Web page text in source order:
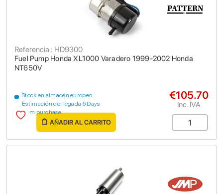
Fuel Pump Honda XL1000 Varadero 1999-2002 Honda
NT650V
Referencia : HD9300
Stock en almacén europeo
Estimación de llegada 6 Days
from purchase
€105.70
Inc. IVA
AÑADIR AL CARRITO